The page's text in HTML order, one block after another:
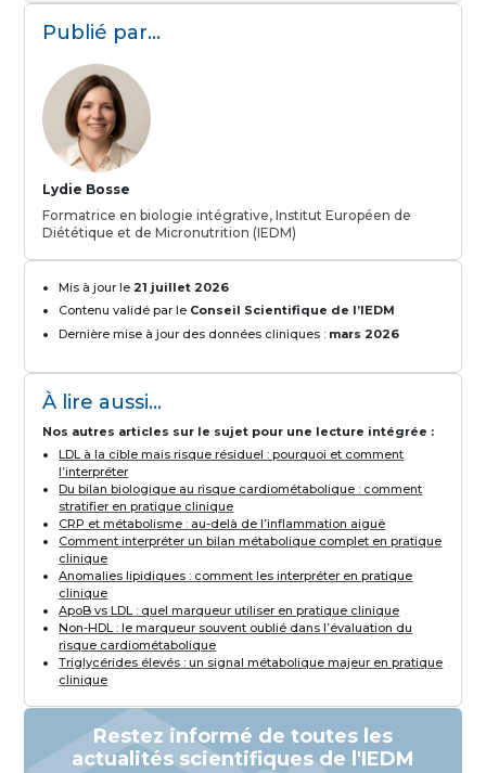
Publié par...
Lydie Bosse
Formatrice en biologie intégrative, Institut Européen de
Diététique et de Micronutrition (IEDM)
Mis à jour le 21 juillet 2026
Contenu validé par le Conseil Scientifique de l’IEDM
Dernière mise à jour des données cliniques : mars 2026
À lire aussi...
Nos autres articles sur le sujet pour une lecture intégrée :
LDL à la cible mais risque résiduel : pourquoi et comment
l’interpréter
Du bilan biologique au risque cardiométabolique : comment
stratifier en pratique clinique
CRP et métabolisme : au-delà de l’inflammation aiguë
Comment interpréter un bilan métabolique complet en pratique
clinique
Anomalies lipidiques : comment les interpréter en pratique
clinique
ApoB vs LDL : quel marqueur utiliser en pratique clinique
Non-HDL : le marqueur souvent oublié dans l’évaluation du
risque cardiométabolique
Triglycérides élevés : un signal métabolique majeur en pratique
clinique
Restez informé de toutes les
actualités scientifiques de l'IEDM